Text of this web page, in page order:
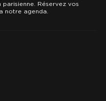
Réservez vos
notre agenda.